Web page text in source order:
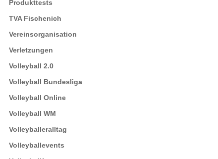
Produkttests
TVA Fischenich
Vereinsorganisation
Verletzungen
Volleyball 2.0
Volleyball Bundesliga
Volleyball Online
Volleyball WM
Volleyballeralltag
Volleyballevents